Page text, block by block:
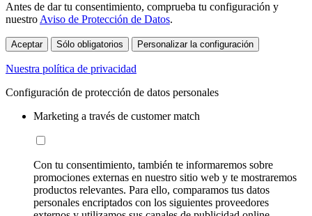
Antes de dar tu consentimiento, comprueba tu configuración y
nuestroAviso de Protección de Datos.
Aceptar Sólo obligatorios Personalizar la configuración
Nuestra política de privacidad
Configuración de protección de datos personales
Marketing a través de customer match
Con tu consentimiento, también te informaremos sobre
promociones externas en nuestro sitio web y te mostraremos
productos relevantes. Para ello, comparamos tus datos
personales encriptados con los siguientes proveedores